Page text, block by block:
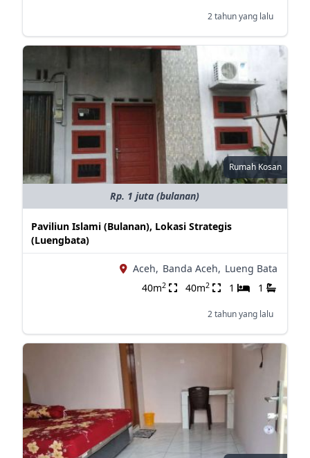
2 tahun yang lalu
Rumah Kosan
Rp. 1 juta (bulanan)
Paviliun Islami (Bulanan), Lokasi Strategis
(Luengbata)
Aceh, Banda Aceh, Lueng Bata
40m2 40m2 1 1
2 tahun yang lalu